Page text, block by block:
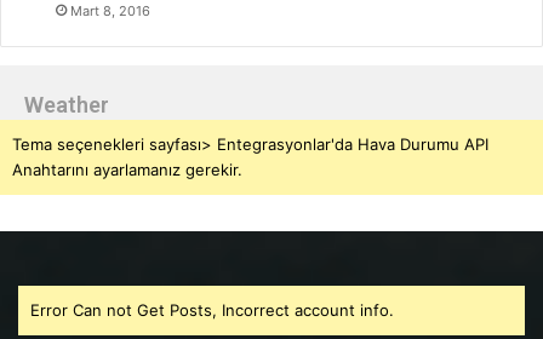
Mart 8, 2016
Weather
Tema seçenekleri sayfası> Entegrasyonlar'da Hava Durumu API
Anahtarını ayarlamanız gerekir.
Error Can not Get Posts, Incorrect account info.